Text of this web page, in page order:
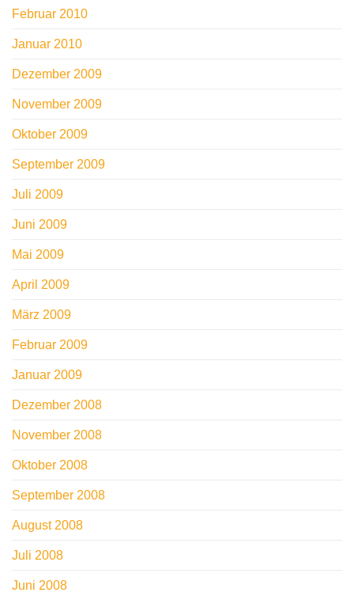
Februar 2010
Januar 2010
Dezember 2009
November 2009
Oktober 2009
September 2009
Juli 2009
Juni 2009
Mai 2009
April 2009
März 2009
Februar 2009
Januar 2009
Dezember 2008
November 2008
Oktober 2008
September 2008
August 2008
Juli 2008
Juni 2008